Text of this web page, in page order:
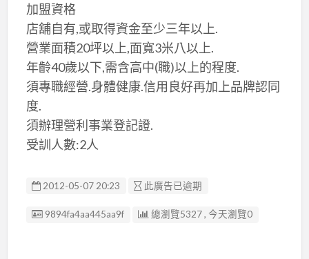
加盟資格
店舖自有,或取得資金至少三年以上.
營業面積20坪以上,面寬3米八以上.
年齡40歲以下,需含高中(職)以上的程度.
須專職經營.身體健康.信用良好再加上品牌認同
度.
須辦理營利事業登記證.
受訓人數:2人
2012-05-07 20:23 此廣告已逾期
廣告编號
9894fa4aa445aa9f 總瀏覽5327 , 今天瀏覽0